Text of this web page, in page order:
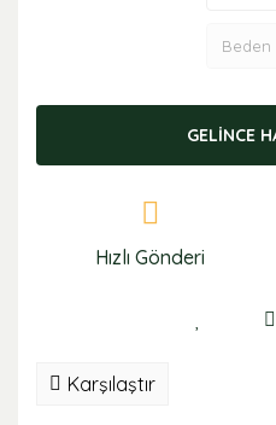
GELİNCE
Hızlı Gönderi
Karşılaştır